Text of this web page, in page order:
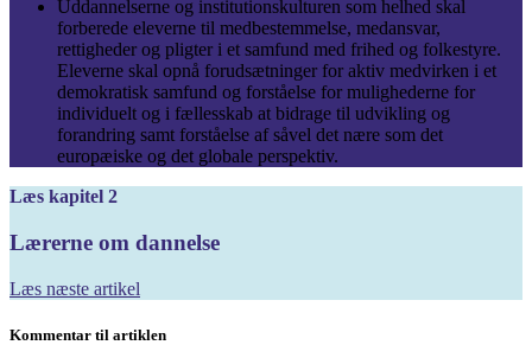
Uddannelserne og institutionskulturen som helhed skal
forberede eleverne til medbestemmelse, medansvar,
rettigheder og pligter i et samfund med frihed og folkestyre.
Eleverne skal opnå forudsætninger for aktiv medvirken i et
demokratisk samfund og forståelse for mulighederne for
individuelt og i fællesskab at bidrage til udvikling og
forandring samt forståelse af såvel det nære som det
europæiske og det globale perspektiv.
Læs kapitel 2
Lærerne om dannelse
Læs næste artikel
Kommentar til artiklen